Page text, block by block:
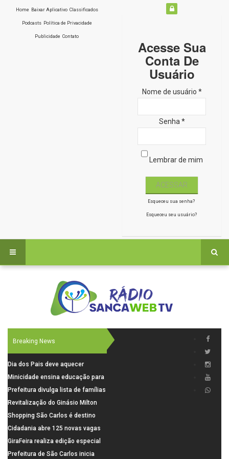
Home Baixar Aplicativo Classificados
Podcasts Política de Privacidade
Publicidade Contato
Acesse Sua
Conta De
Usuário
Nome de usuário *
Senha *
Lembrar de mim
Esqueceu sua senha?
Esqueceu seu usuário?
Breaking News
Dia dos Pais deve aquecer
comércio de São Carlos com
renda em alta e maior circulação
de consumidores
Minicidade ensina educação para
o trânsito a 264 crianças da rede
municipal
Prefeitura divulga lista de famílias
pré-selecionadas pela Caixa para
o Residencial Santa Felícia
Revitalização do Ginásio Milton
Olaio filho avança com obras de
recuperação
Shopping São Carlos é destino
para celebrar o Dia dos Pais com
presentes, gastronomia e lazer
Cidadania abre 125 novas vagas
para oficinas de convivência
GiraFeira realiza edição especial
de Dia dos Pais neste domingo (9)
Prefeitura de São Carlos inicia